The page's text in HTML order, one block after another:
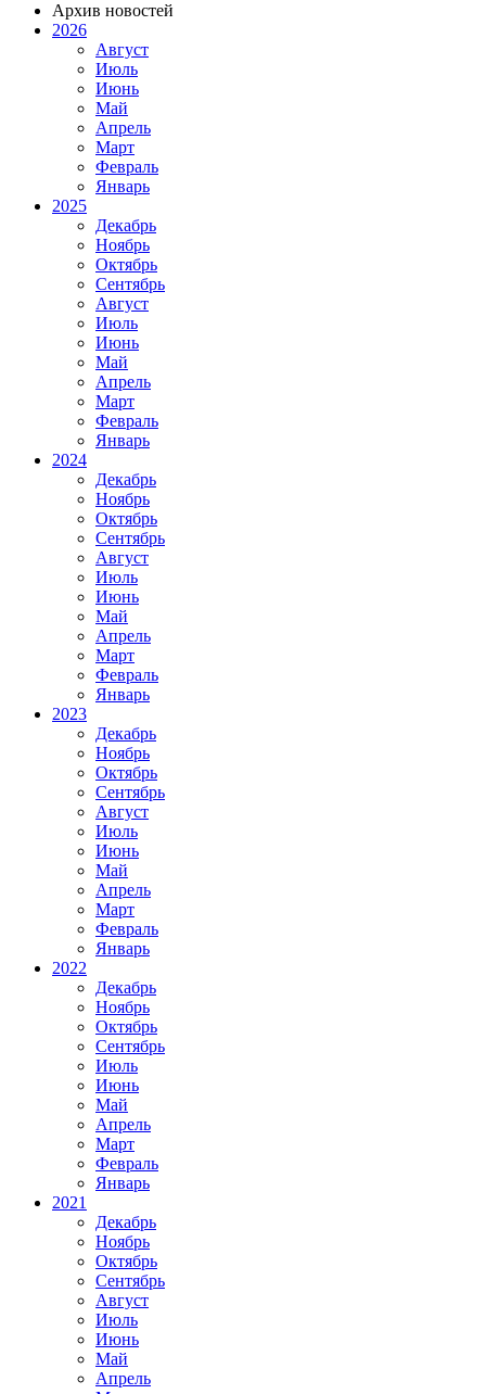
Архив новостей
2026
Август
Июль
Июнь
Май
Апрель
Март
Февраль
Январь
2025
Декабрь
Ноябрь
Октябрь
Сентябрь
Август
Июль
Июнь
Май
Апрель
Март
Февраль
Январь
2024
Декабрь
Ноябрь
Октябрь
Сентябрь
Август
Июль
Июнь
Май
Апрель
Март
Февраль
Январь
2023
Декабрь
Ноябрь
Октябрь
Сентябрь
Август
Июль
Июнь
Май
Апрель
Март
Февраль
Январь
2022
Декабрь
Ноябрь
Октябрь
Сентябрь
Июль
Июнь
Май
Апрель
Март
Февраль
Январь
2021
Декабрь
Ноябрь
Октябрь
Сентябрь
Август
Июль
Июнь
Май
Апрель